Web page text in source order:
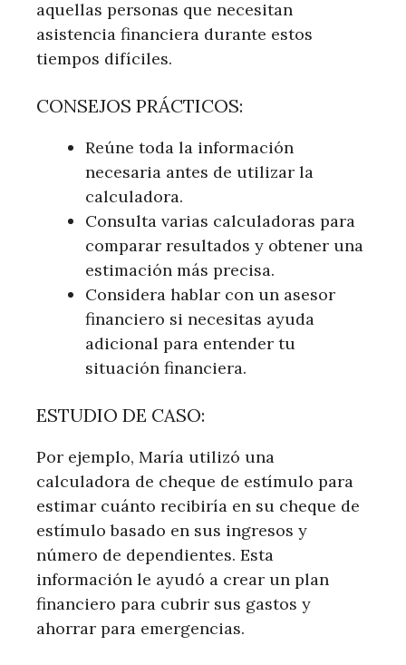
aquellas personas que necesitan
asistencia financiera durante estos
tiempos difíciles.
CONSEJOS PRÁCTICOS:
Reúne toda la información
necesaria antes de utilizar la
calculadora.
Consulta varias calculadoras para
comparar resultados y obtener una
estimación más precisa.
Considera hablar con un asesor
financiero si necesitas ayuda
adicional para entender tu
situación financiera.
ESTUDIO DE CASO:
Por ejemplo, María utilizó una
calculadora de cheque de estímulo para
estimar cuánto recibiría en su cheque de
estímulo basado en sus ingresos y
número de dependientes. Esta
información le ayudó a crear un plan
financiero para cubrir sus gastos y
ahorrar para emergencias.